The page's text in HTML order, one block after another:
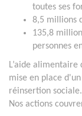
toutes ses
8,5 millions
135,8
personnes
L’aide
mise en place
réinsertion sociale.
Nos actions